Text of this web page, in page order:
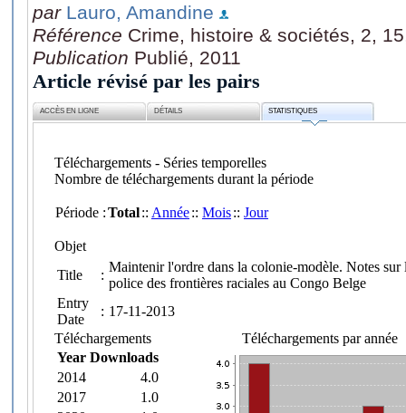
par Lauro, Amandine
Référence Crime, histoire & sociétés, 2,
Publication Publié, 2011
Article révisé par les pairs
ACCÈS EN LIGNE DÉTAILS STATISTIQUES